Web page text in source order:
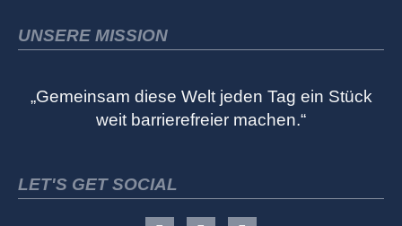
UNSERE MISSION
„Gemeinsam diese Welt jeden Tag ein Stück
weit barrierefreier machen.“
LET'S GET SOCIAL